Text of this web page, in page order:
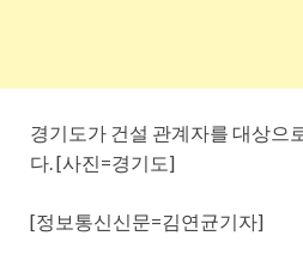
경기도가 건설 관계자를 대상으
다. [사진=경기도]
[정보통신신문=김연균기자]